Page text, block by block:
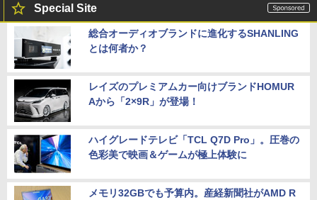
Special Site
総合オーディオブランドに進化するSHANLING
とは何者か？
レイズのプレミアムカー向けブランドHOMUR
Aから「2×9R」が登場！
ハイグレードテレビ「TCL Q7D Pro」。圧巻の
色彩美で映画＆ゲームが極上体験に
メモリ32GBでも予算内。産経新聞社がAMD R